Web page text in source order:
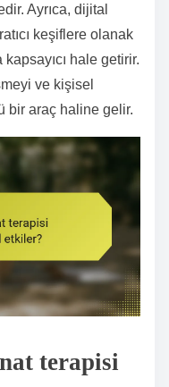
Ayrıca, dijital
keşiflere olanak
hale getirir.
ve kişisel
bir araç haline gelir.
terapisi